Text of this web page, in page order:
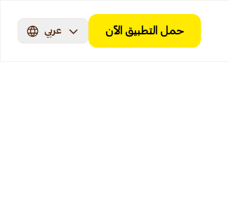
حمل التطبيق الآن عربي